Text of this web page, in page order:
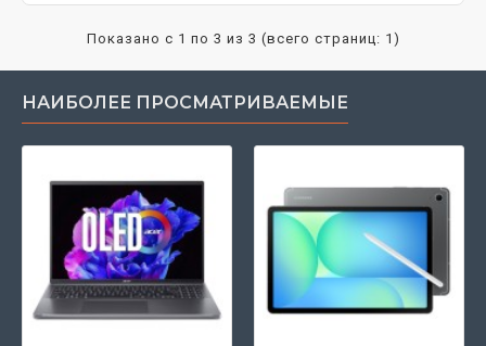
Показано с 1 по 3 из 3 (всего страниц: 1)
НАИБОЛЕЕ ПРОСМАТРИВАЕМЫЕ